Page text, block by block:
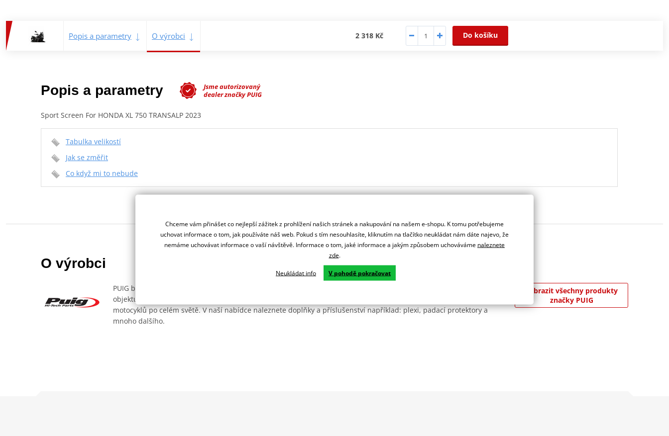
Popis a parametry O výrobci 2 318 Kč Do košíku
Popis a parametry
Jsme autorizovaný
dealer značky PUIG
Sport Screen For HONDA XL 750 TRANSALP 2023
Tabulka velikostí
Jak se změřit
Co když mi to nebude
O výrobci
PUIG byl založen v roce 1964 ve Španělsku. Vyrábí se ve městě Granollers poblíž Barcelony na ploše 8 000 m² v
objektu, který se dělí na 3 části: komerční, odlitkovou a kovových součástek. Již 40 let se účastní nejslavnějších závodů
motocyklů po celém světě. V naší nabídce naleznete doplňky a příslušenství například: plexi, padací protektory a
mnoho dalšího.
Zobrazit všechny produkty
značky PUIG
Chceme vám přinášet co nejlepší zážitek z prohlížení našich stránek a nakupování na našem e-shopu. K tomu potřebujeme
uchovat informace o tom, jak používáte náš web. Pokud s tím nesouhlasíte, kliknutím na tlačítko neukládat nám dáte najevo, že
nemáme uchovávat informace o vaší návštěvě. Informace o tom, jaké informace a jakým způsobem uchováváme naleznete
zde.
Neukládat info V pohodě pokračovat